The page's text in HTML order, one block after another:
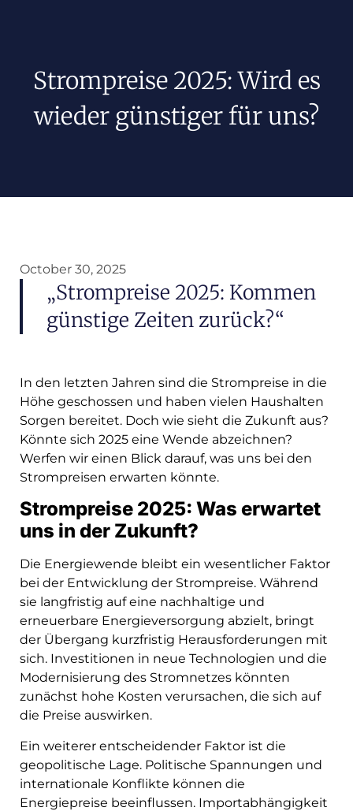
Strompreise 2025: Wird es
wieder günstiger für uns?
October 30, 2025
„Strompreise 2025: Kommen
günstige Zeiten zurück?“
In den letzten Jahren sind die Strompreise in die
Höhe geschossen und haben vielen Haushalten
Sorgen bereitet. Doch wie sieht die Zukunft aus?
Könnte sich 2025 eine Wende abzeichnen?
Werfen wir einen Blick darauf, was uns bei den
Strompreisen erwarten könnte.
Strompreise 2025: Was erwartet
uns in der Zukunft?
Die Energiewende bleibt ein wesentlicher Faktor
bei der Entwicklung der Strompreise. Während
sie langfristig auf eine nachhaltige und
erneuerbare Energieversorgung abzielt, bringt
der Übergang kurzfristig Herausforderungen mit
sich. Investitionen in neue Technologien und die
Modernisierung des Stromnetzes könnten
zunächst hohe Kosten verursachen, die sich auf
die Preise auswirken.
Ein weiterer entscheidender Faktor ist die
geopolitische Lage. Politische Spannungen und
internationale Konflikte können die
Energiepreise beeinflussen. Importabhängigkeit